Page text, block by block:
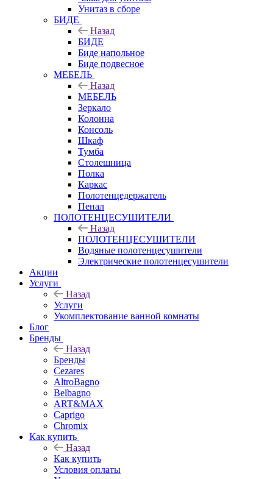
Унитаз в сборе
БИДЕ
Назад
БИДЕ
Биде напольное
Биде подвесное
МЕБЕЛЬ
Назад
МЕБЕЛЬ
Зеркало
Колонна
Консоль
Шкаф
Тумба
Столешница
Полка
Каркас
Полотенцедержатель
Пенал
ПОЛОТЕНЦЕСУШИТЕЛИ
Назад
ПОЛОТЕНЦЕСУШИТЕЛИ
Водяные полотенцесушители
Электрические полотенцесушители
Акции
Услуги
Назад
Услуги
Укомплектование ванной комнаты
Блог
Бренды
Назад
Бренды
Cezares
AltroBagno
Belbagno
ART&MAX
Caprigo
Chromix
Как купить
Назад
Как купить
Условия оплаты